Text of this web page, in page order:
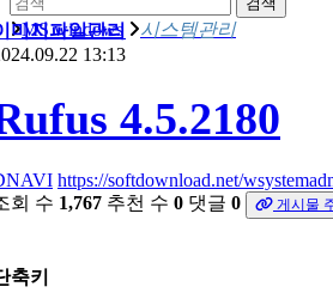
MS windows 시스템관리
미지파일관리
13:13
4.5.2180
https://softdownload.net/
회 수 1,767 추천 수 0 댓글 0 게시물
축키